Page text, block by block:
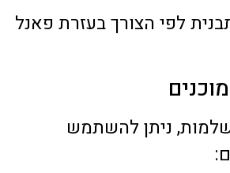
לפי הצורך בעזרת פאנל
ניתן להשתמש